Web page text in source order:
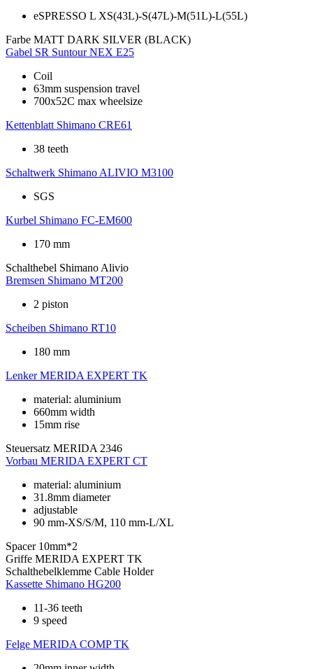
eSPRESSO L XS(43L)-S(47L)-M(51L)-L(55L)
Farbe MATT DARK SILVER (BLACK)
Gabel SR Suntour NEX E25
Coil
63mm suspension travel
700x52C max wheelsize
Kettenblatt Shimano CRE61
38 teeth
Schaltwerk Shimano ALIVIO M3100
SGS
Kurbel Shimano FC-EM600
170 mm
Schalthebel Shimano Alivio
Bremsen Shimano MT200
2 piston
Scheiben Shimano RT10
180 mm
Lenker MERIDA EXPERT TK
material: aluminium
660mm width
15mm rise
Steuersatz MERIDA 2346
Vorbau MERIDA EXPERT CT
material: aluminium
31.8mm diameter
adjustable
90 mm-XS/S/M, 110 mm-L/XL
Spacer 10mm*2
Griffe MERIDA EXPERT TK
Schalthebelklemme Cable Holder
Kassette Shimano HG200
11-36 teeth
9 speed
Felge MERIDA COMP TK